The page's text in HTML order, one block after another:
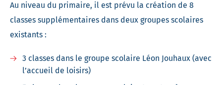
Au niveau du primaire, il est prévu la création de 8
classes supplémentaires dans deux groupes scolaires
existants :
3 classes dans le groupe scolaire Léon Jouhaux (avec
l’accueil de loisirs)